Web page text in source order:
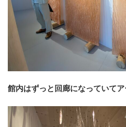
館内はずっと回廊になっていてア